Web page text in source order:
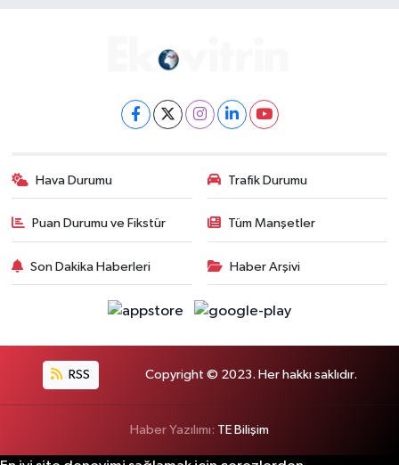
Hava Durumu Trafik Durumu
Puan Durumu ve Fikstür Tüm Manşetler
Son Dakika Haberleri Haber Arşivi
RSS Copyright © 2023. Her hakkı saklıdır.
Haber Yazılımı: TE Bilişim